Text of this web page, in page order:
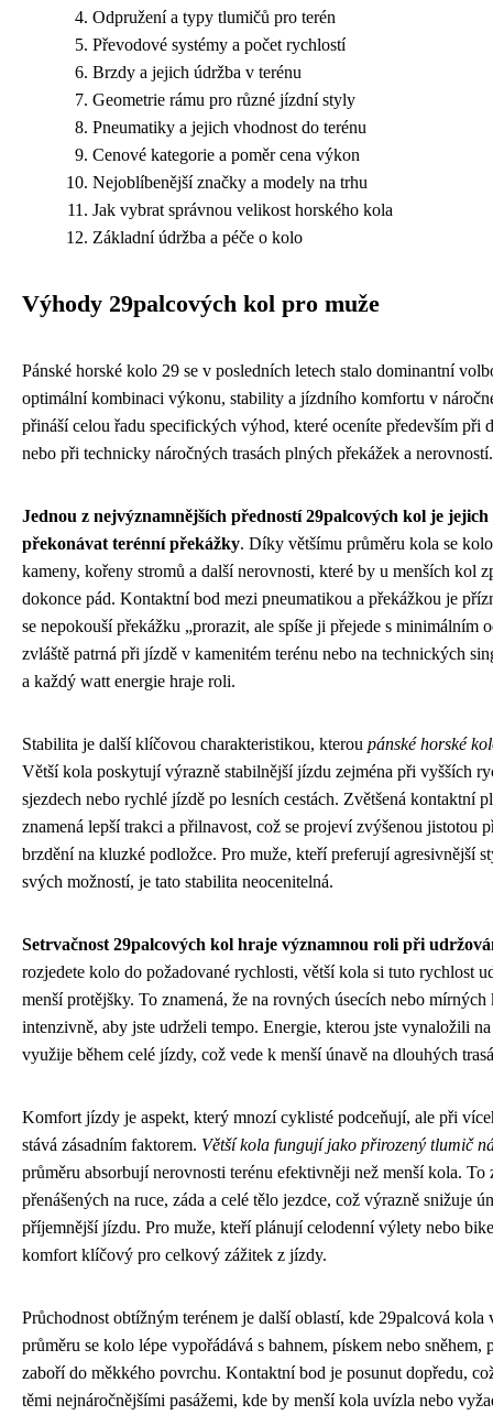
Odpružení a typy tlumičů pro terén
Převodové systémy a počet rychlostí
Brzdy a jejich údržba v terénu
Geometrie rámu pro různé jízdní styly
Pneumatiky a jejich vhodnost do terénu
Cenové kategorie a poměr cena výkon
Nejoblíbenější značky a modely na trhu
Jak vybrat správnou velikost horského kola
Základní údržba a péče o kolo
Výhody 29palcových kol pro muže
Pánské horské kolo 29 se v posledních letech stalo dominantní
optimální kombinaci výkonu, stability a jízdního komfortu v
přináší celou řadu specifických výhod, které oceníte především při
nebo při technicky náročných trasách plných překážek a nerovností.
Jednou z nejvýznamnějších předností 29palcových kol je jejich
překonávat terénní překážky. Díky většímu průměru kola se
kameny, kořeny stromů a další nerovnosti, které by u menších kol
dokonce pád. Kontaktní bod mezi pneumatikou a překážkou je
se nepokouší překážku „prorazit, ale spíše ji přejede s minimálním
zvláště patrná při jízdě v kamenitém terénu nebo na technických
a každý watt energie hraje roli.
Stabilita je další klíčovou charakteristikou, kterou pánské horské
Větší kola poskytují výrazně stabilnější jízdu zejména při vyšších
sjezdech nebo rychlé jízdě po lesních cestách. Zvětšená kontaktní
znamená lepší trakci a přilnavost, což se projeví zvýšenou jistotou
brzdění na kluzké podložce. Pro muže, kteří preferují agresivnější
svých možností, je tato stabilita neocenitelná.
Setrvačnost 29palcových kol hraje významnou roli při
rozjedete kolo do požadované rychlosti, větší kola si tuto rychlost
menší protějšky. To znamená, že na rovných úsecích nebo
intenzivně, aby jste udrželi tempo. Energie, kterou jste vynaložili
využije během celé jízdy, což vede k menší únavě na dlouhých
Komfort jízdy je aspekt, který mnozí cyklisté podceňují, ale při
stává zásadním faktorem. Větší kola fungují jako přirozený tlumič
průměru absorbují nerovnosti terénu efektivněji než menší kola. To
přenášených na ruce, záda a celé tělo jezdce, což výrazně snižuje
příjemnější jízdu. Pro muže, kteří plánují celodenní výlety nebo
komfort klíčový pro celkový zážitek z jízdy.
Průchodnost obtížným terénem je další oblastí, kde 29palcová
průměru se kolo lépe vypořádává s bahnem, pískem nebo sněhem,
zaboří do měkkého povrchu. Kontaktní bod je posunut dopředu,
těmi nejnáročnějšími pasážemi, kde by menší kola uvízla nebo